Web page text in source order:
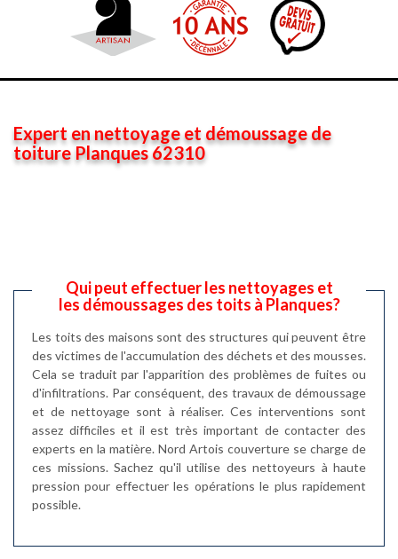
Expert en nettoyage et démoussage de
toiture Planques 62310
Qui peut effectuer les nettoyages et
les démoussages des toits à Planques?
Les toits des maisons sont des structures qui peuvent être
des victimes de l'accumulation des déchets et des mousses.
Cela se traduit par l'apparition des problèmes de fuites ou
d'infiltrations. Par conséquent, des travaux de démoussage
et de nettoyage sont à réaliser. Ces interventions sont
assez difficiles et il est très important de contacter des
experts en la matière. Nord Artois couverture se charge de
ces missions. Sachez qu'il utilise des nettoyeurs à haute
pression pour effectuer les opérations le plus rapidement
possible.